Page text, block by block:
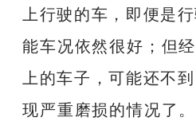
上行驶的车，即便是
能车况依然很好；但
上的车子，可能还不
现严重磨损的情况了